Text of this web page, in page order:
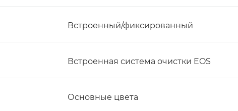
Встроенный/фиксированный
Встроенная система очистки EOS
Основные цвета